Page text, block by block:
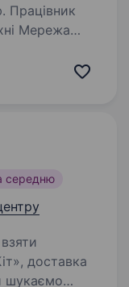
Мережа
середню
шукаємо